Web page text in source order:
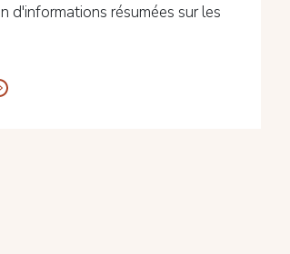
d'informations résumées sur les